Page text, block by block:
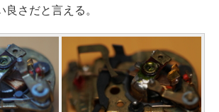
さだと言える。